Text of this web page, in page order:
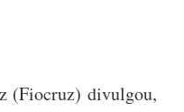
(Fiocruz) divulgou,